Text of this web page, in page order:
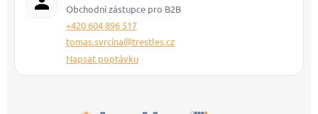
Obchodní zástupce pro B2B
+420 604 896 517
tomas.svrcina@trestles.cz
Napsat poptávku